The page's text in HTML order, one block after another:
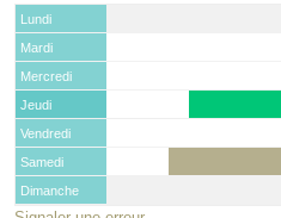
Lundi
Mardi
Mercredi
Jeudi
Vendredi
Samedi
Dimanche